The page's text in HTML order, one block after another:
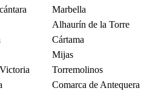
Marbella
Alhaurín de la Torre
Cártama
Mijas
Torremolinos
Comarca de Antequera